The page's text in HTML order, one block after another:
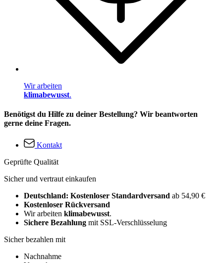
Wir arbeiten
klimabewusst.
Benötigst du Hilfe zu deiner Bestellung? Wir beantworten
gerne deine Fragen.
Kontakt
Geprüfte Qualität
Sicher und vertraut einkaufen
Deutschland: Kostenloser Standardversand ab 54,90 €
Kostenloser Rückversand
Wir arbeiten klimabewusst.
Sichere Bezahlung mit SSL-Verschlüsselung
Sicher bezahlen mit
Nachnahme